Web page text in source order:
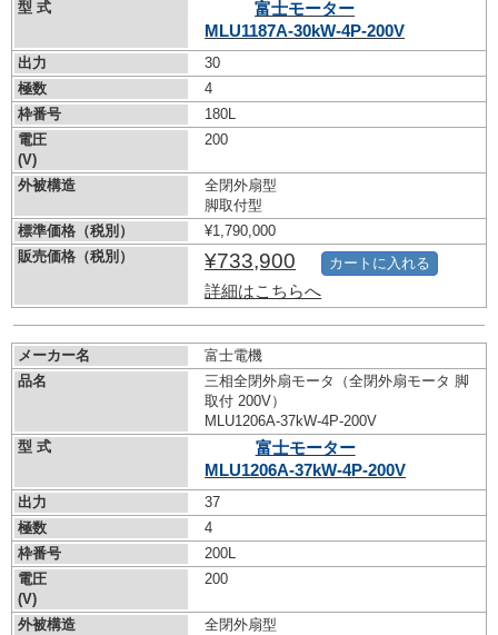
型 式
富士モーター
MLU1187A-30kW-4P-200V
出力
30
極数
4
枠番号
180L
電圧
(V)
200
外被構造
全閉外扇型
脚取付型
標準価格（税別）
¥1,790,000
販売価格（税別）
¥733,900
詳細はこちらへ
カートに入れる
メーカー名
富士電機
品名
三相全閉外扇モータ（全閉外扇モータ 脚
取付 200V）
MLU1206A-37kW-4P-200V
型 式
富士モーター
MLU1206A-37kW-4P-200V
出力
37
極数
4
枠番号
200L
電圧
(V)
200
外被構造
全閉外扇型